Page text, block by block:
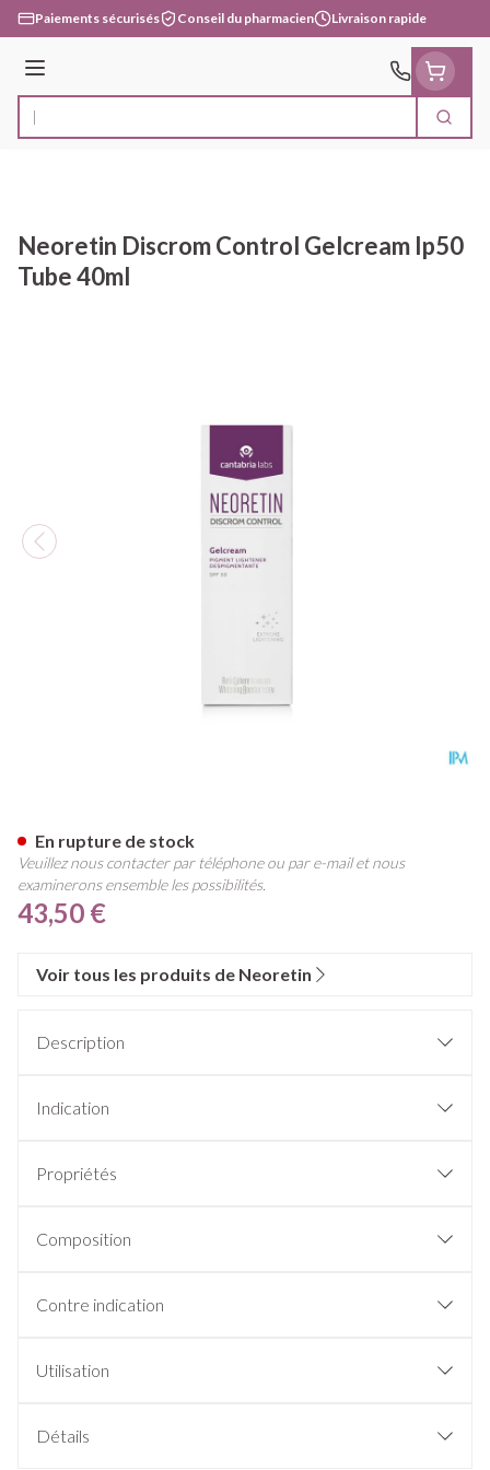
Aller au contenu
Paiements sécurisés Conseil du pharmacien Livraison rapide
Menu
Rechercher
Neoretin Discrom Control Gelcream Ip50
Tube 40ml
43,50 €
En rupture de stock
Veuillez nous contacter par téléphone ou par e-mail et nous
examinerons ensemble les possibilités.
Voir tous les produits de Neoretin
Description
Indication
Propriétés
Composition
Contre indication
Utilisation
Détails